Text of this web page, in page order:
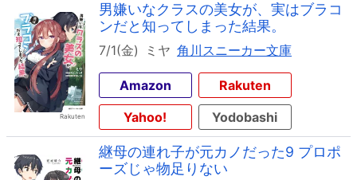
男嫌いなクラスの美女が、実はブラコ
ンだと知ってしまった結果。
7/1(金) ミヤ 角川スニーカー文庫
Amazon
Rakuten
Yahoo!
Yodobashi
継母の連れ子が元カノだった9 プロポ
ーズじゃ物足りない